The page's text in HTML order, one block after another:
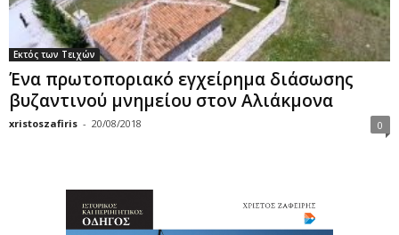
Εκτός των Τειχών
Ένα πρωτοποριακό εγχείρημα διάσωσης
βυζαντινού μνημείου στον Αλιάκμονα
xristoszafiris - 20/08/2018 0